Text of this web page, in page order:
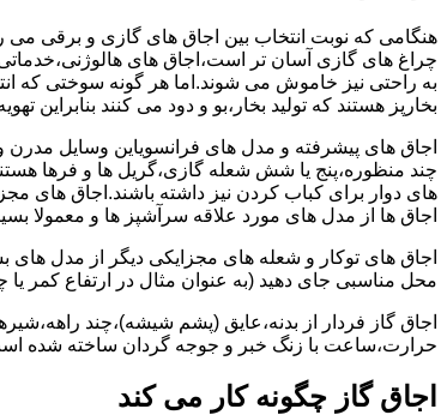
هنگامی که نوبت انتخاب بین اجاق های گازی و برقی می
چراغ های گازی آسان تر است،اجاق های
به راحتی نیز خاموش می شوند.اما هر گونه سوختی که
بخارپز هستند که تولید بخار،بو و دود می کنند
اجاق های پیشرفته و مدل های فرانسویاین وسایل مدرن
چند منظوره،پنج یا شش شعله گازی،گریل ها و فرها
های دوار برای کباب کردن نیز داشته باشند.اجاق های
اجاق ها از مدل های مورد علاقه سرآشپز ها و معمولا
اجاق های توکار و شعله های مجزایکی دیگر از مدل های
محل مناسبی جای دهید (به عنوان مثال در ارتفاع کمر یا
اجاق گاز فردار از بدنه،عایق (پشم شیشه)،چند
حرارت،ساعت با زنگ خبر و جوجه گردان ساخته شده
اجاق گاز چگونه کار می کند